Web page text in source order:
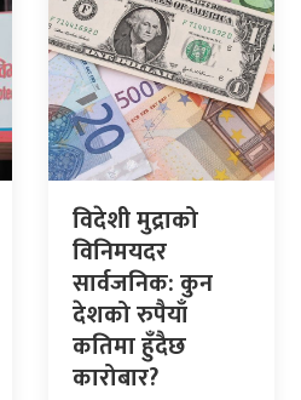
विदेशी मुद्राको
विनिमयदर
सार्वजनिक: कुन
देशको रुपैयाँ
कतिमा हुँदैछ
कारोबार?